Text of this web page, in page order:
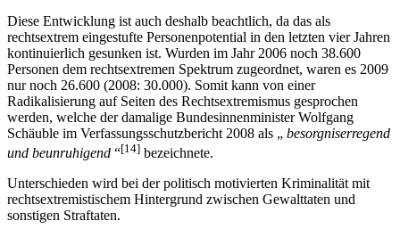
Diese Entwicklung ist auch deshalb beachtlich, da das als
rechtsextrem eingestufte Personenpotential in den letzten vier Jahren
kontinuierlich gesunken ist. Wurden im Jahr 2006 noch 38.600
Personen dem rechtsextremen Spektrum zugeordnet, waren es 2009
nur noch 26.600 (2008: 30.000). Somit kann von einer
Radikalisierung auf Seiten des Rechtsextremismus gesprochen
werden, welche der damalige Bundesinnenminister Wolfgang
Schäuble im Verfassungsschutzbericht 2008 als „ besorgniserregend
und beunruhigend “[14] bezeichnete.
Unterschieden wird bei der politisch motivierten Kriminalität mit
rechtsextremistischem Hintergrund zwischen Gewalttaten und
sonstigen Straftaten.